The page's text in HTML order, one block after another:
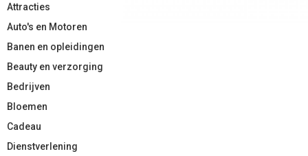
Attracties
Auto's en Motoren
Banen en opleidingen
Beauty en verzorging
Bedrijven
Bloemen
Cadeau
Dienstverlening